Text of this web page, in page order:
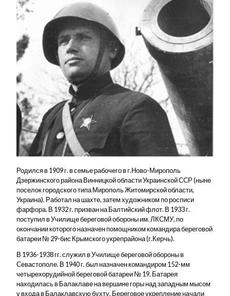
Родился в 1909 г. в семье рабочего в г.Ново-Мирополь
Дзержинского района Винницкой области Украинской ССР (ныне
поселок городского типа Мирополь Житомирской области,
Украина). Работал на шахте, затем художником по росписи
фарфора. В 1932 г. призван на Балтийский флот. В 1933 г.
поступил в Училище береговой обороны им. ЛКСМУ, по
окончании которого назначен помощником командира береговой
батареи № 29-бис Крымского укрепрайона (г.Керчь).
В 1936-1938 гг. служил в Училище береговой обороны в
Севастополе. В 1940 г. был назначен командиром 152-мм
четырехорудийной береговой батареи № 19. Батарея
находилась в Балаклаве на вершине горы над западным мысом
у входа в Балаклавскую бухту. Береговое укрепление начали